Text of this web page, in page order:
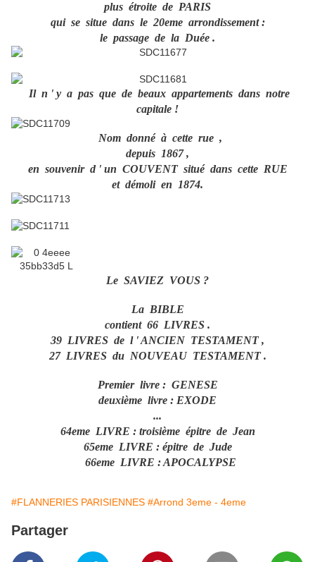
plus étroite de PARIS
qui se situe dans le 20eme arrondissement :
le passage de la Duée .
Il n ' y a pas que de beaux appartements dans notre
capitale !
Nom donné à cette rue ,
depuis 1867 ,
en souvenir d ' un COUVENT situé dans cette RUE
et démoli en 1874.
Le SAVIEZ VOUS ?
La BIBLE
contient 66 LIVRES .
39 LIVRES de l ' ANCIEN TESTAMENT ,
27 LIVRES du NOUVEAU TESTAMENT .
Premier livre : GENESE
deuxième livre : EXODE
...
64eme LIVRE : troisième épitre de Jean
65eme LIVRE : épitre de Jude
66eme LIVRE : APOCALYPSE
#FLANNERIES PARISIENNES #Arrond 3eme - 4eme
Partager